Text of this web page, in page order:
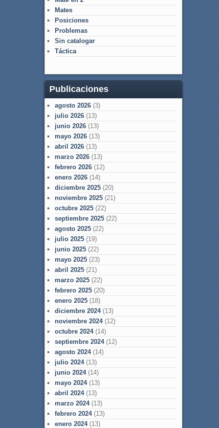
Mates
Posiciones
Problemas
Sin catalogar
Táctica
Publicaciones
agosto 2026(3)
julio 2026(13)
junio 2026(13)
mayo 2026(13)
abril 2026(13)
marzo 2026(13)
febrero 2026(12)
enero 2026(14)
diciembre 2025(20)
noviembre 2025(21)
octubre 2025(22)
septiembre 2025(22)
agosto 2025(22)
julio 2025(19)
junio 2025(22)
mayo 2025(23)
abril 2025(21)
marzo 2025(22)
febrero 2025(20)
enero 2025(18)
diciembre 2024(13)
noviembre 2024(12)
octubre 2024(14)
septiembre 2024(12)
agosto 2024(14)
julio 2024(13)
junio 2024(14)
mayo 2024(13)
abril 2024(13)
marzo 2024(13)
febrero 2024(13)
enero 2024(13)